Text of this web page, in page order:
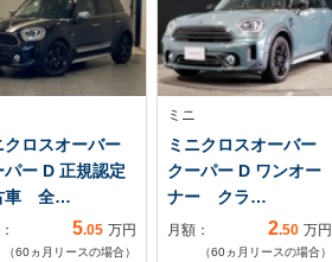
クロスオーバー
パー D 正規認定
車 全…
5.05 万円
（60ヵ月リースの場合）
ミニ
ミニクロスオーバー
クーパー D ワンオー
ナー クラ…
月額： 2.50 万円
（60ヵ月リースの場合）